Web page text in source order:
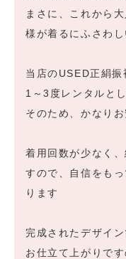
まさに、これから
様が着るにふさわ
当店のUSED正絹
1～3度レンタルと
そのため、かなり
着用回数が少なく
すので、自信をも
ります
完成されたデザイ
お仕立て上がりで